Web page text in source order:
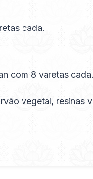
cada.
com 8 varetas cada.
vegetal, resinas